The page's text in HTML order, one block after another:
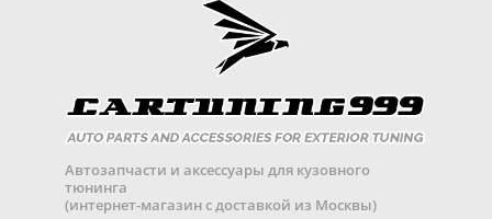
Автозапчасти и аксессуары для кузовного
тюнинга
(интернет-магазин с доставкой из Москвы)